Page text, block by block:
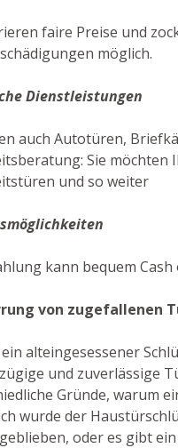
faire Preise und
möglich.
Dienstleistungen
auch Autotüren,
Sie
und so weiter
kann bequem
von zugefallenen
alteingesessener
und zuverlässige
Gründe, warum
wurde der
oder es gibt